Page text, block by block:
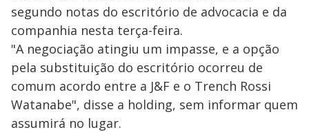
segundo notas do escritório de advocacia e da
companhia nesta terça-feira.
"A negociação atingiu um impasse, e a opção
pela substituição do escritório ocorreu de
comum acordo entre a J&F e o Trench Rossi
Watanabe", disse a holding, sem informar quem
assumirá no lugar.